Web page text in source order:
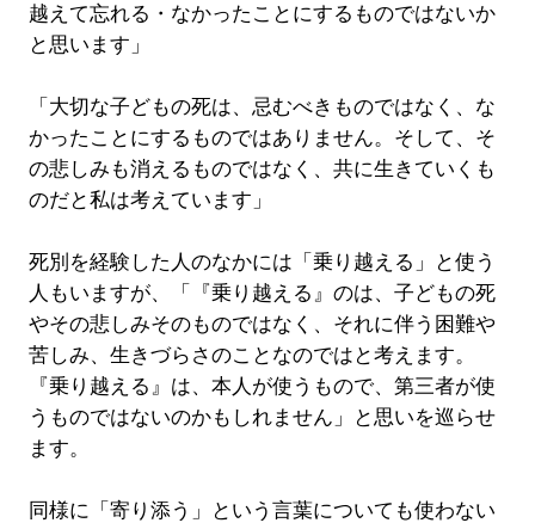
越えて忘れる・なかったことにするものではないか
と思います」
「大切な子どもの死は、忌むべきものではなく、な
かったことにするものではありません。そして、そ
の悲しみも消えるものではなく、共に生きていくも
のだと私は考えています」
死別を経験した人のなかには「乗り越える」と使う
人もいますが、「『乗り越える』のは、子どもの死
やその悲しみそのものではなく、それに伴う困難や
苦しみ、生きづらさのことなのではと考えます。
『乗り越える』は、本人が使うもので、第三者が使
うものではないのかもしれません」と思いを巡らせ
ます。
同様に「寄り添う」という言葉についても使わない